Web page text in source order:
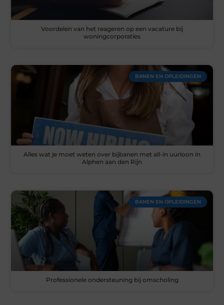
Voordelen van het reageren op een vacature bij
woningcorporaties
BANEN EN OPLEIDINGEN
Alles wat je moet weten over bijbanen met all-in uurloon in
Alphen aan den Rijn
BANEN EN OPLEIDINGEN
Professionele ondersteuning bij omscholing